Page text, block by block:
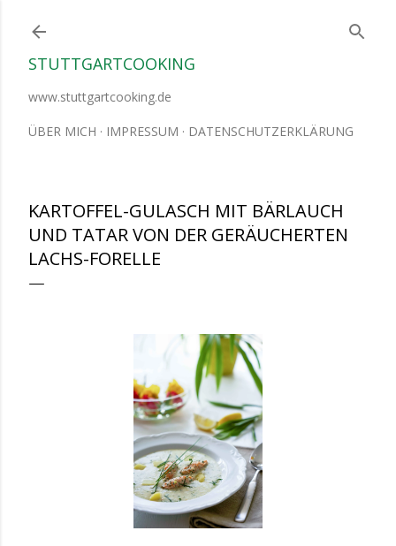
STUTTGARTCOOKING
www.stuttgartcooking.de
ÜBER MICH IMPRESSUM DATENSCHUTZERKLÄRUNG
KARTOFFEL-GULASCH MIT BÄRLAUCH
UND TATAR VON DER GERÄUCHERTEN
LACHS-FORELLE